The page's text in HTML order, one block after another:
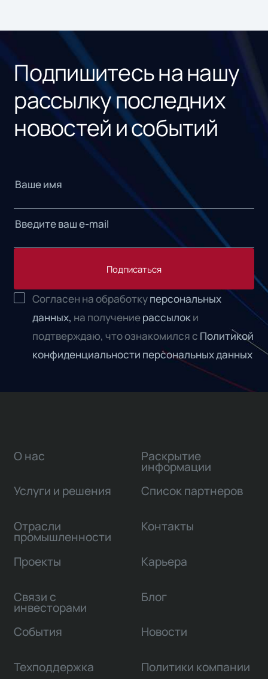
Подпишитесь на нашу
рассылку последних
новостей и событий
Подписаться
Согласен на обработкуперсональных
данных, на получениерассылоки
подтверждаю, что ознакомился с Политикой
конфиденциальности персональных данных
О нас
Услуги и решения
Отрасли
промышленности
Проекты
Связи с
инвесторами
Раскрытие
информации
Список партнеров
Контакты
Карьера
Блог
События Новости
Техподдержка Политики компании